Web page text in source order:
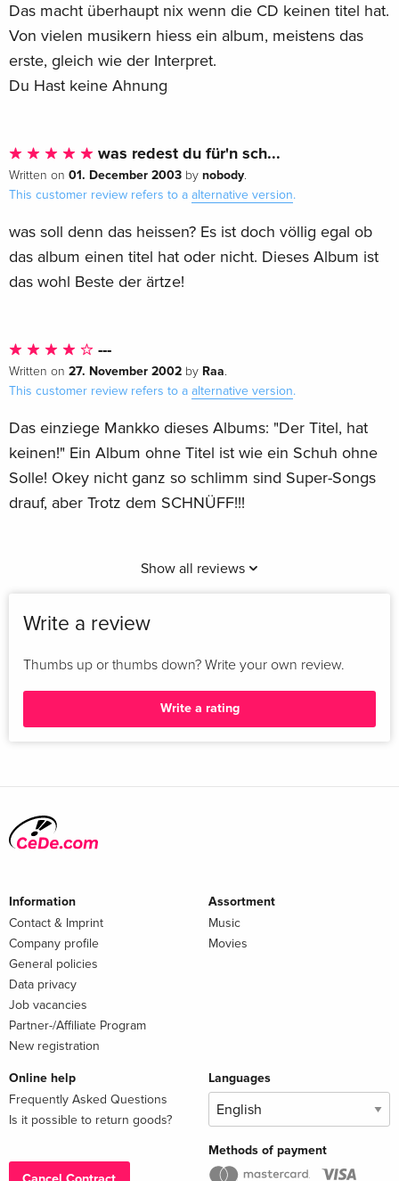
Das macht überhaupt nix wenn die CD keinen titel hat.
Von vielen musikern hiess ein album, meistens das
erste, gleich wie der Interpret.
Du Hast keine Ahnung
was redest du für'n sch...
Written on 01. December 2003 by nobody.
This customer review refers to a alternative version.
was soll denn das heissen? Es ist doch völlig egal ob
das album einen titel hat oder nicht. Dieses Album ist
das wohl Beste der ärtze!
---
Written on 27. November 2002 by Raa.
This customer review refers to a alternative version.
Das einziege Mankko dieses Albums: "Der Titel, hat
keinen!" Ein Album ohne Titel ist wie ein Schuh ohne
Solle! Okey nicht ganz so schlimm sind Super-Songs
drauf, aber Trotz dem SCHNÜFF!!!
Show all reviews
Write a review
Thumbs up or thumbs down? Write your own review.
Write a rating
Information
Contact & Imprint
Company profile
General policies
Data privacy
Job vacancies
Partner-/Affiliate Program
New registration
Assortment
Music
Movies
Online help
Frequently Asked Questions
Is it possible to return goods?
Languages
Methods of payment